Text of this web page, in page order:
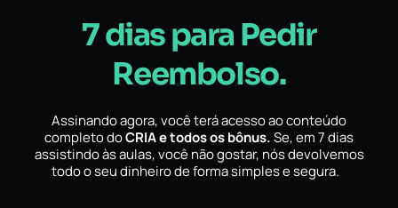
7 dias para Pedir
Reembolso.
Assinando agora, você terá acesso ao conteúdo
completo doCRIA e todos os bônus.Se, em 7 dias
assistindo às aulas, você não gostar, nós devolvemos
todo o seu dinheiro de forma simples e segura.